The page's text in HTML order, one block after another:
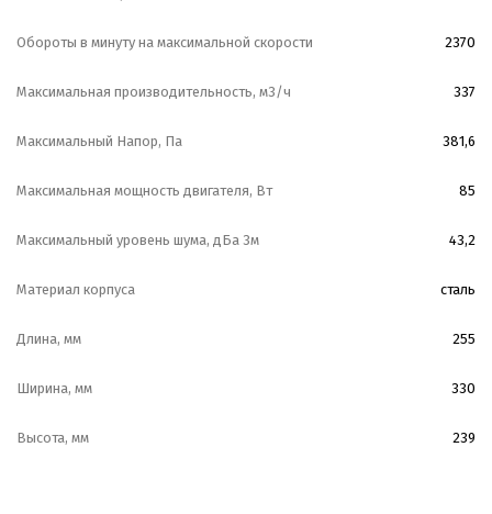
Обороты в минуту на максимальной скорости 2370
Максимальная производительность, м3/ч 337
Максимальный Напор, Па 381,6
Максимальная мощность двигателя, Вт 85
Максимальный уровень шума, дБа 3м 43,2
Материал корпуса сталь
Длина, мм 255
Ширина, мм 330
Высота, мм 239